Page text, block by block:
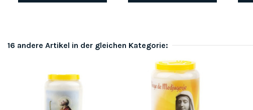
16 andere Artikel in der gleichen Kategorie: